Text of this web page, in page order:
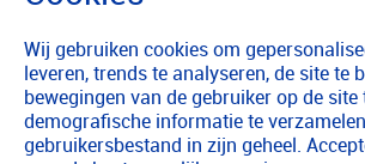
Wij gebruiken cookies om
leveren, trends te analyseren, de site te
bewegingen van de gebruiker op de site
demografische informatie te
gebruikersbestand in zijn geheel.